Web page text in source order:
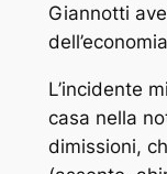
Giannotti
L’incidente
casa nella
dimissioni,